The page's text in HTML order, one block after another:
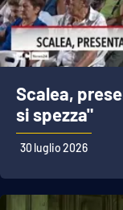
Scalea,
si spezza"
30 luglio 2026